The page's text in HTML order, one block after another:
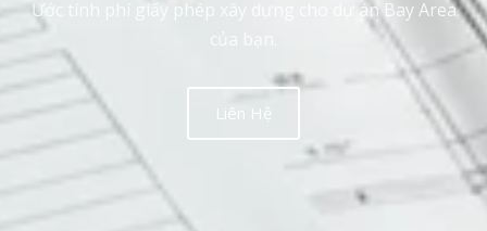
Ước tính phí giấy phép xây dựng cho dự án Bay Area
Liên Hệ